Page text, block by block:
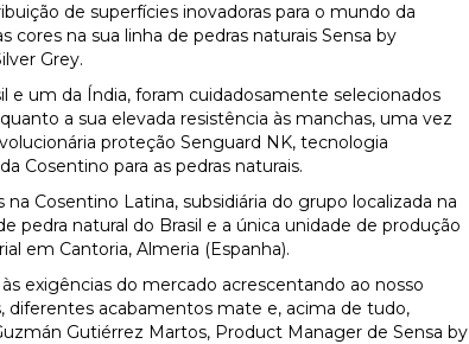
de superfícies inovadoras para o mundo da
cores na sua linha de pedras naturais Sensa by
Grey.
e um da Índia, foram cuidadosamente selecionados
a sua elevada resistência às manchas, uma vez
proteção Senguard NK, tecnologia
Cosentino para as pedras naturais.
Cosentino Latina, subsidiária do grupo localizada na
pedra natural do Brasil e a única unidade de produção
em Cantoria, Almeria (Espanha).
exigências do mercado acrescentando ao nosso
diferentes acabamentos mate e, acima de tudo,
Gutiérrez Martos, Product Manager de Sensa by